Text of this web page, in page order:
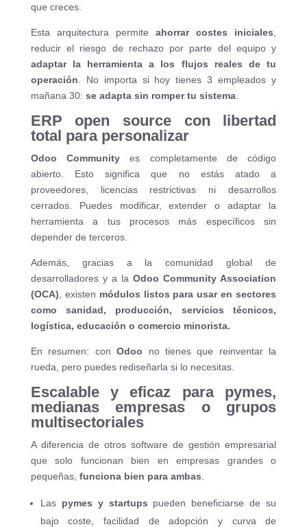
que creces.
Esta arquitectura permiteahorrar costes iniciales
reducir el riesgo de rechazo por parte del equipo y
adaptar la herramienta a los flujos reales de tu
operación . No importa si hoy tienes 3 empleados y
mañana 30: se adapta sin romper tu sistema.
ERP open source con libertad
total para personalizar
Odoo Community es completamente de código
abierto. Esto significa que no estás atado a
proveedores, licencias restrictivas ni desarrollos
cerrados. Puedes modificar, extender o adaptar la
herramienta a tus procesos más específicos sin
depender de terceros.
Además, gracias a la comunidad global de
desarrolladores y a laOdoo Community Association
(OCA) , existen módulos listos para usar en sectores
como sanidad, producción, servicios técnicos,
logística, educación o comercio minorista.
En resumen: conOdoo no tienes que reinventar la
rueda, pero puedes rediseñarla si lo necesitas.
Escalable y eficaz para pymes,
medianas empresas o grupos
multisectoriales
A diferencia de otros software de gestión empresarial
que solo funcionan bien en empresas grandes o
pequeñas, funciona bien para ambas
Las pymes y startups pueden beneficiarse de su
bajo coste, facilidad de adopción y curva de